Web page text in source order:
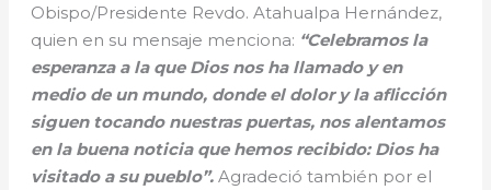
Obispo/Presidente Revdo. Atahualpa Hernández,
quien en su mensaje menciona: “Celebramos la
esperanza a la que Dios nos ha llamado y en
medio de un mundo, donde el dolor y la aflicción
siguen tocando nuestras puertas, nos alentamos
en la buena noticia que hemos recibido: Dios ha
visitado a su pueblo”. Agradeció también por el